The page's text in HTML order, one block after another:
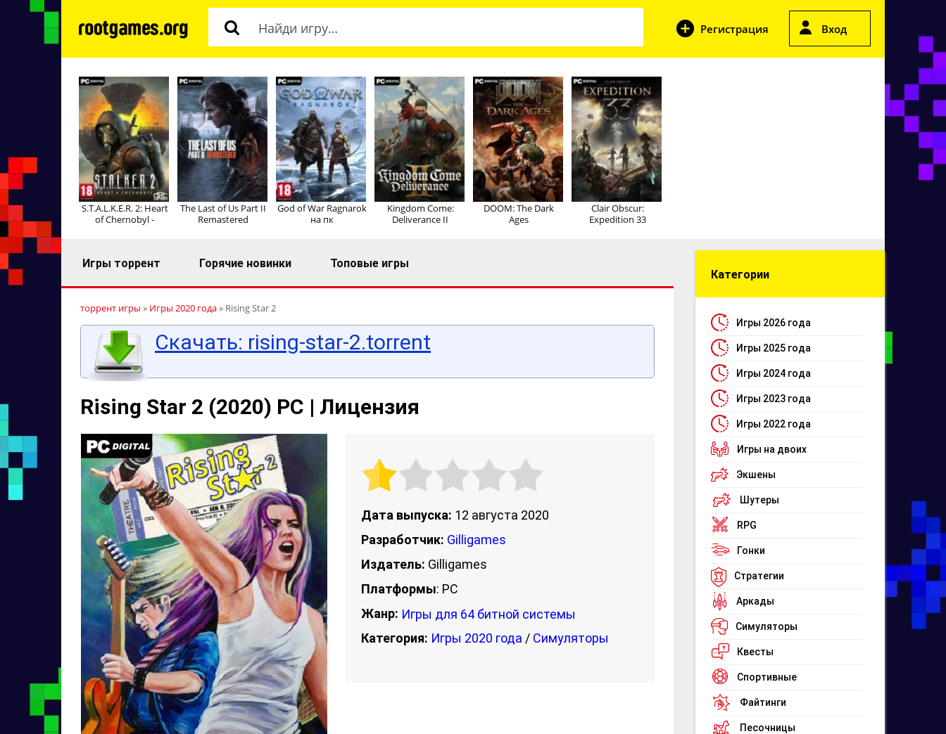
Регистрация Вход
S.T.A.L.K.E.R. 2: Heart
of Chernobyl -
The Last of Us Part II
Remastered
God of War Ragnarok
на пк
Kingdom Come:
Deliverance II
DOOM: The Dark
Ages
Clair Obscur:
Expedition 33
Игры торрент Горячие новинки Топовые игры
торрент игры » Игры 2020 года» Rising Star 2
Скачать: rising-star-2.torrent
Rising Star 2 (2020) PC | Лицензия
Дата выпуска: 12 августа 2020
Разработчик: Gilligames
Издатель: Gilligames
Платформы: PC
Жанр: Игры для 64 битной системы
Категория: Игры 2020 года / Симуляторы
Категории
Игры 2026 года
Игры 2025 года
Игры 2024 года
Игры 2023 года
Игры 2022 года
Игры на двоих
Экшены
Шутеры
RPG
Гонки
Стратегии
Аркады
Симуляторы
Квесты
Спортивные
Файтинги
Песочницы